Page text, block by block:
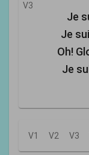
V3
Je
Je
Oh!
Je
V1 V2 V3